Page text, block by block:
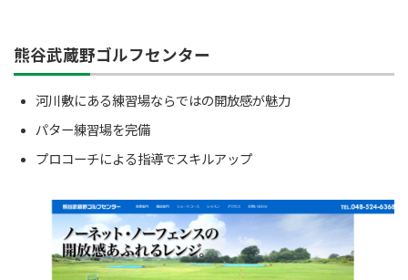
熊谷武蔵野ゴルフセンター
河川敷にある練習場ならではの開放感が魅力
パター練習場を完備
プロコーチによる指導でスキルアップ